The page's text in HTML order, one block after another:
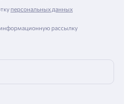
персональных данных
информационную рассылку